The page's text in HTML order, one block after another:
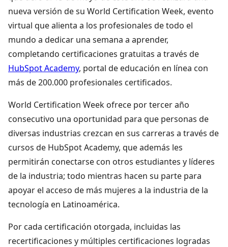
nueva versión de su World Certification Week, evento
virtual que alienta a los profesionales de todo el
mundo a dedicar una semana a aprender,
completando certificaciones gratuitas a través de
HubSpot Academy, portal de educación en línea con
más de 200.000 profesionales certificados.
World Certification Week ofrece por tercer año
consecutivo una oportunidad para que personas de
diversas industrias crezcan en sus carreras a través de
cursos de HubSpot Academy, que además les
permitirán conectarse con otros estudiantes y líderes
de la industria; todo mientras hacen su parte para
apoyar el acceso de más mujeres a la industria de la
tecnología en Latinoamérica.
Por cada certificación otorgada, incluidas las
recertificaciones y múltiples certificaciones logradas